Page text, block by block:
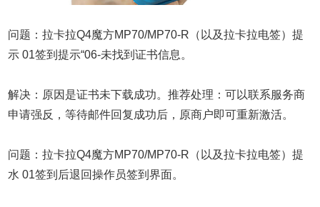
问题：拉卡拉Q4魔方MP70/MP70-R（以及拉卡拉电签）提
示 01签到提示“06-未找到证书信息。
解决：原因是证书未下载成功。推荐处理：可以联系服务商
申请强反，等待邮件回复成功后，原商户即可重新激活。
问题：拉卡拉Q4魔方MP70/MP70-R（以及拉卡拉电签）提
水 01签到后退回操作员签到界面。